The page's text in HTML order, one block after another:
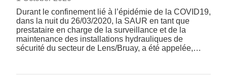
Durant le confinement lié à l’épidémie de la COVID19,
dans la nuit du 26/03/2020, la SAUR en tant que
prestataire en charge de la surveillance et de la
maintenance des installations hydrauliques de
sécurité du secteur de Lens/Bruay, a été appelée,…